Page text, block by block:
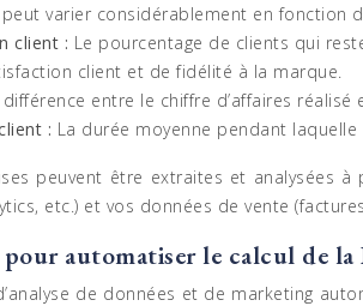
varier considérablement en fonction
client : Le pourcentage de clients qui
client et de fidélité à la marque.
différence entre le chiffre d’affaires
: La durée moyenne pendant
peuvent être extraites et analysées
etc.) et vos données de vente
pour automatiser le calcul de
de données et de marketing